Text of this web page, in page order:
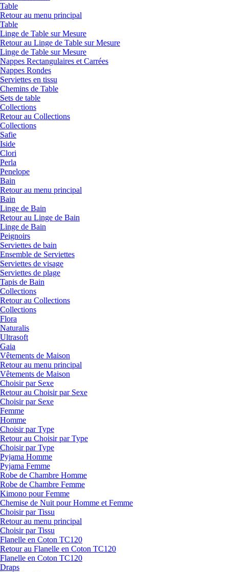
Table
Retour au menu principal
Table
Linge de Table sur Mesure
Retour au Linge de Table sur Mesure
Linge de Table sur Mesure
Nappes Rectangulaires et Carrées
Nappes Rondes
Serviettes en tissu
Chemins de Table
Sets de table
Collections
Retour au Collections
Collections
Safie
Iside
Clori
Perla
Penelope
Bain
Retour au menu principal
Bain
Linge de Bain
Retour au Linge de Bain
Linge de Bain
Peignoirs
Serviettes de bain
Ensemble de Serviettes
Serviettes de visage
Serviettes de plage
Tapis de Bain
Collections
Retour au Collections
Collections
Flora
Naturalis
Ultrasoft
Gaia
Vêtements de Maison
Retour au menu principal
Vêtements de Maison
Choisir par Sexe
Retour au Choisir par Sexe
Choisir par Sexe
Femme
Homme
Choisir par Type
Retour au Choisir par Type
Choisir par Type
Pyjama Homme
Pyjama Femme
Robe de Chambre Homme
Robe de Chambre Femme
Kimono pour Femme
Chemise de Nuit pour Homme et Femme
Choisir par Tissu
Retour au menu principal
Choisir par Tissu
Flanelle en Coton TC120
Retour au Flanelle en Coton TC120
Flanelle en Coton TC120
Draps